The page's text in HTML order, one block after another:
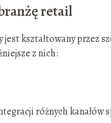
retail
jest kształtowany przez
z nich:
różnych kanałów